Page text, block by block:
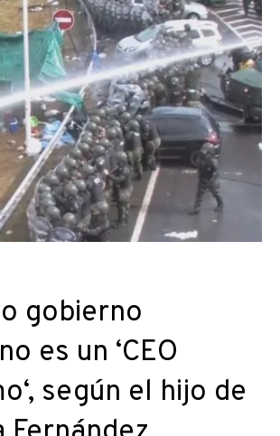
gobierno
es un ‘CEO
según el hijo de